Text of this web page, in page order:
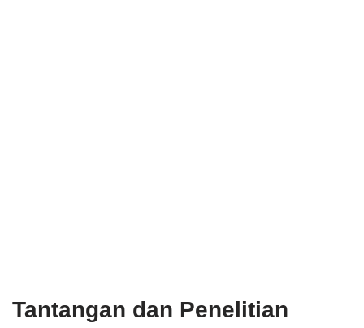
Tantangan dan Penelitian